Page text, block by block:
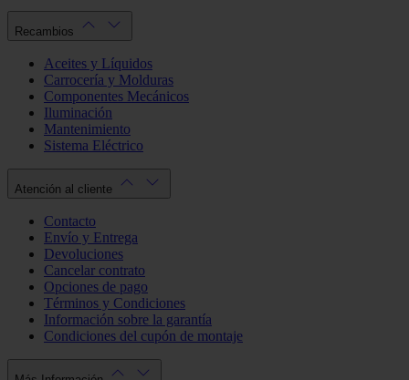
Recambios
Aceites y Líquidos
Carrocería y Molduras
Componentes Mecánicos
Iluminación
Mantenimiento
Sistema Eléctrico
Atención al cliente
Contacto
Envío y Entrega
Devoluciones
Cancelar contrato
Opciones de pago
Términos y Condiciones
Información sobre la garantía
Condiciones del cupón de montaje